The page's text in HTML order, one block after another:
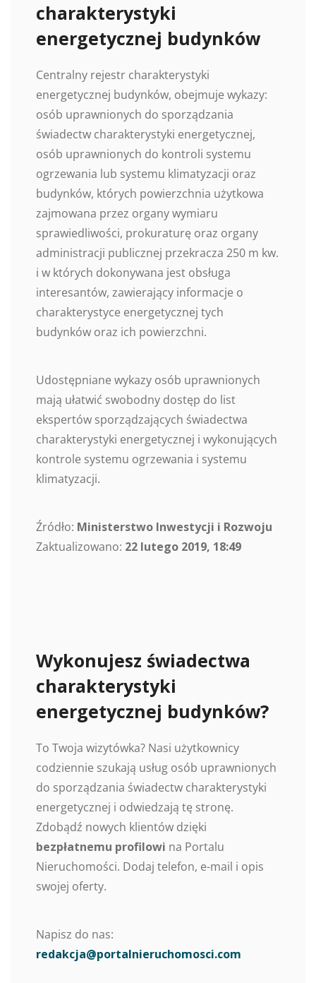
charakterystyki
energetycznej budynków
Centralny rejestr charakterystyki
energetycznej budynków, obejmuje wykazy:
osób uprawnionych do sporządzania
świadectw charakterystyki energetycznej,
osób uprawnionych do kontroli systemu
ogrzewania lub systemu klimatyzacji oraz
budynków, których powierzchnia użytkowa
zajmowana przez organy wymiaru
sprawiedliwości, prokuraturę oraz organy
administracji publicznej przekracza 250 m kw.
i w których dokonywana jest obsługa
interesantów, zawierający informacje o
charakterystyce energetycznej tych
budynków oraz ich powierzchni.
Udostępniane wykazy osób uprawnionych
mają ułatwić swobodny dostęp do list
ekspertów sporządzających świadectwa
charakterystyki energetycznej i wykonujących
kontrole systemu ogrzewania i systemu
klimatyzacji.
Źródło: Ministerstwo Inwestycji i Rozwoju
Zaktualizowano: 22 lutego 2019, 18:49
Wykonujesz świadectwa
charakterystyki
energetycznej budynków?
To Twoja wizytówka? Nasi użytkownicy
codziennie szukają usług osób uprawnionych
do sporządzania świadectw charakterystyki
energetycznej i odwiedzają tę stronę.
Zdobądź nowych klientów dzięki
bezpłatnemu profilowi na Portalu
Nieruchomości. Dodaj telefon, e-mail i opis
swojej oferty.
Napisz do nas:
redakcja@portalnieruchomosci.com